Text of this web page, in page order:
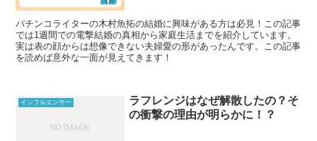
パチンコライターの木村魚拓の結婚に興味がある方は必見！この記事
では1週間での電撃結婚の真相から家庭生活までを紹介しています。
実は表の顔からは想像できない夫婦愛の形があったんです。この記事
を読めば意外な一面が見えてきます！
インフルエンサー
ラフレンジはなぜ解散したの？そ
の衝撃の理由が明らかに！？